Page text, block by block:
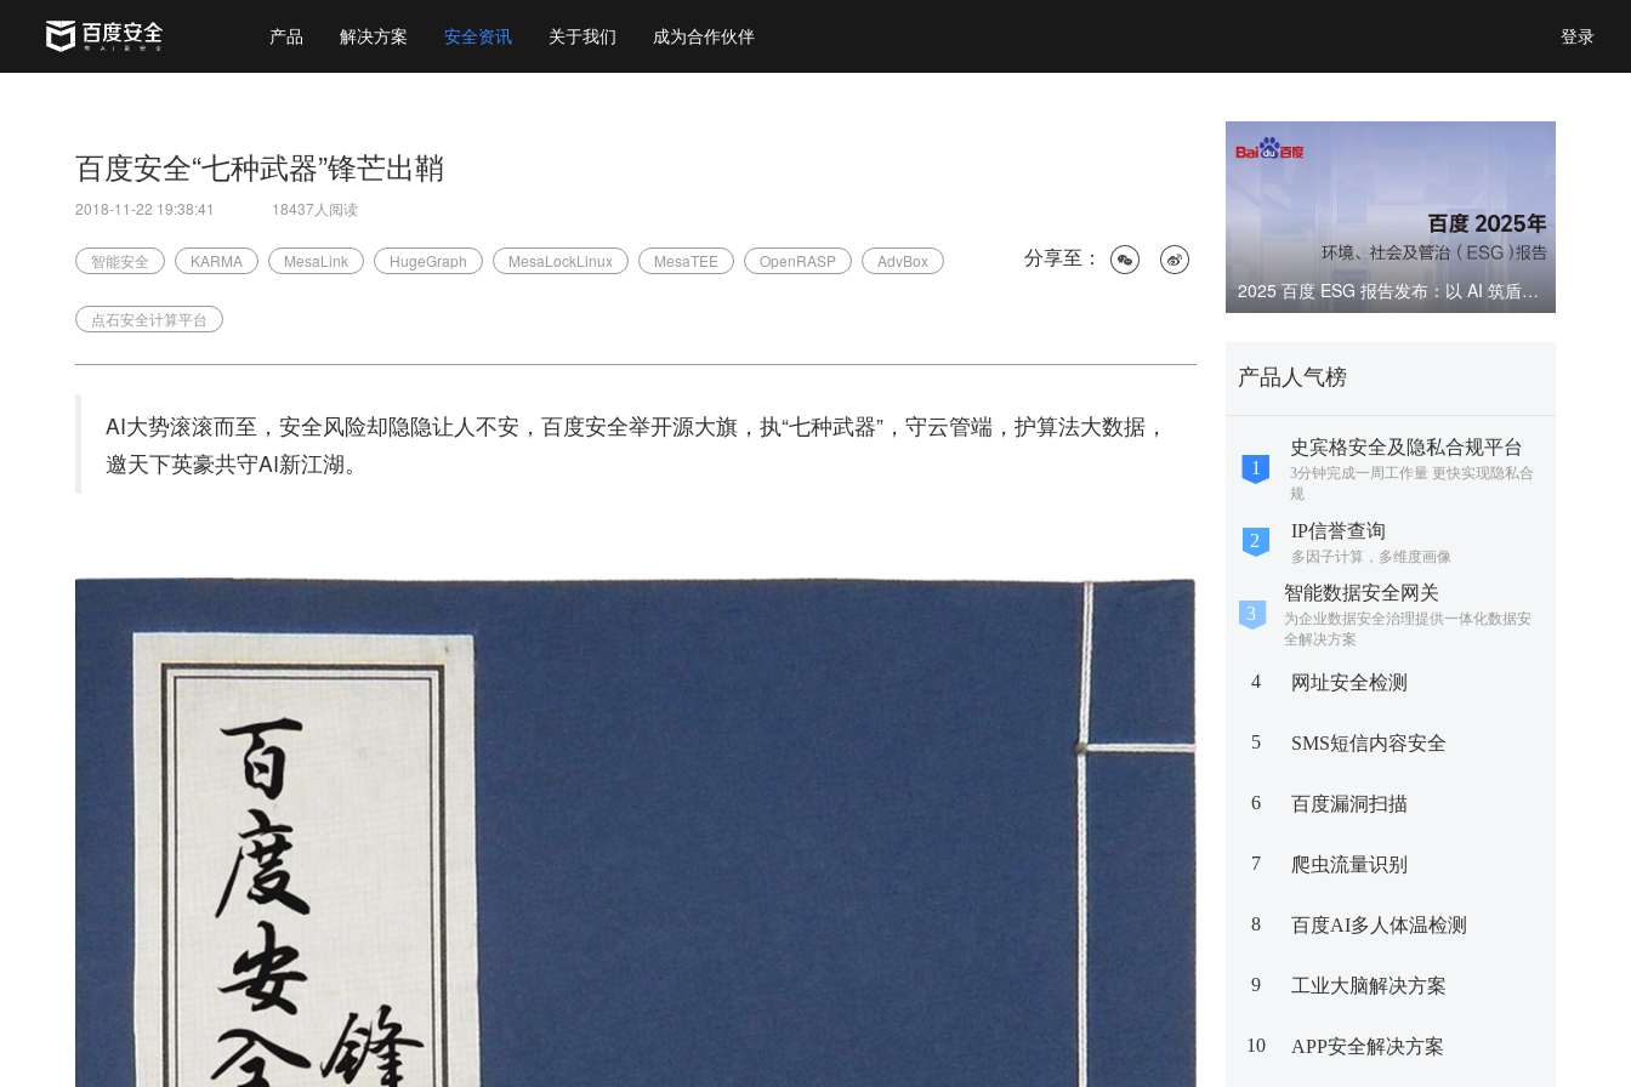
登录
产品 解决方案 安全资讯 关于我们 成为合作伙伴
2025 百度 ESG 报告发布：以 AI 筑盾，共建可信数字生态
产品人气榜
史宾格安全及隐私合规平台
3分钟完成一周工作量 更快实现隐私合
规
IP信誉查询
多因子计算，多维度画像
智能数据安全网关
为企业数据安全治理提供一体化数据安
全解决方案
4 网址安全检测
5 SMS短信内容安全
6 百度漏洞扫描
7 爬虫流量识别
8 百度AI多人体温检测
9 工业大脑解决方案
10 APP安全解决方案
百度安全“七种武器”锋芒出鞘
2018-11-22 19:38:41 18437人阅读
智能安全 KARMA MesaLink HugeGraph MesaLockLinux MesaTEE OpenRASP AdvBox
点石安全计算平台
分享至：
AI大势滚滚而至，安全风险却隐隐让人不安，百度安全举开源大旗，执“七种武器”，守云管端，护算法大数据，
邀天下英豪共守AI新江湖。